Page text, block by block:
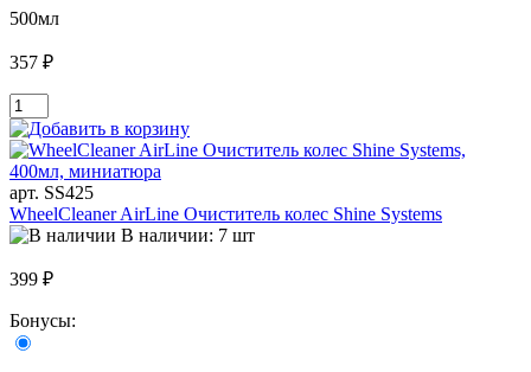
500мл
357 ₽
арт. SS425
WheelCleaner AirLine Очиститель колес Shine Systems
В наличии: 7 шт
399 ₽
Бонусы: